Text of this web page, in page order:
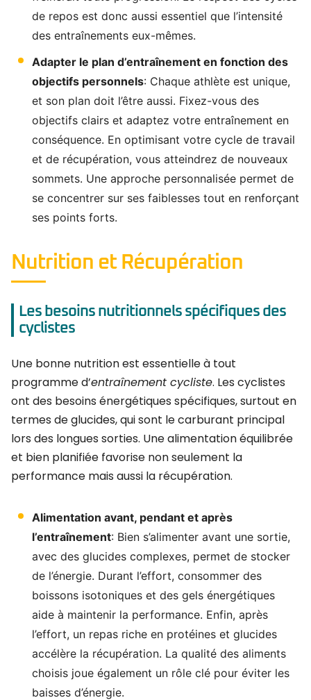
de repos est donc aussi essentiel que l’intensité
des entraînements eux-mêmes.
Adapter le plan d’entraînement en fonction des
objectifs personnels: Chaque athlète est unique,
et son plan doit l’être aussi. Fixez-vous des
objectifs clairs et adaptez votre entraînement en
conséquence. En optimisant votre cycle de travail
et de récupération, vous atteindrez de nouveaux
sommets. Une approche personnalisée permet de
se concentrer sur ses faiblesses tout en renforçant
ses points forts.
Nutrition et Récupération
Les besoins nutritionnels spécifiques des
cyclistes
Une bonne nutrition est essentielle à tout
programme d’entraînement cycliste. Les cyclistes
ont des besoins énergétiques spécifiques, surtout en
termes de glucides, qui sont le carburant principal
lors des longues sorties. Une alimentation équilibrée
et bien planifiée favorise non seulement la
performance mais aussi la récupération.
Alimentation avant, pendant et après
l’entraînement: Bien s’alimenter avant une sortie,
avec des glucides complexes, permet de stocker
de l’énergie. Durant l’effort, consommer des
boissons isotoniques et des gels énergétiques
aide à maintenir la performance. Enfin, après
l’effort, un repas riche en protéines et glucides
accélère la récupération. La qualité des aliments
choisis joue également un rôle clé pour éviter les
baisses d’énergie.